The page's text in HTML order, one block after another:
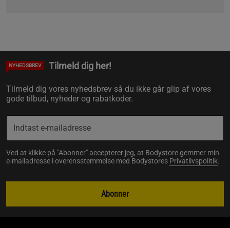
NYHEDSBREV Tilmeld dig her!
Tilmeld dig vores nyhedsbrev så du ikke går glip af vores
gode tilbud, nyheder og rabatkoder.
Ved at klikke på "Abonner" accepterer jeg, at Bodystore gemmer min
e-mailadresse i overensstemmelse med Bodystores Privatlivspolitik.
Abonner